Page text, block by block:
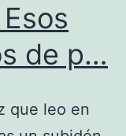
de p…
que leo en